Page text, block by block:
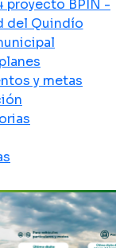
proyecto BPIN -
del Quindío
y metas